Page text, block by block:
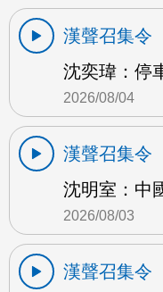
漢聲召集令
沈奕瑋：停
2026/08/04
漢聲召集令
沈明室：中
2026/08/03
漢聲召集令